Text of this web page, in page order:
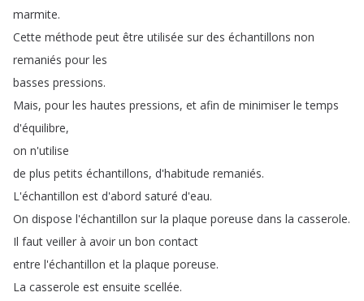
marmite.
Cette méthode peut être utilisée sur des échantillons non
remaniés pour les
basses pressions.
Mais, pour les hautes pressions, et afin de minimiser le temps
d'équilibre,
on n'utilise
de plus petits échantillons, d'habitude remaniés.
L'échantillon est d'abord saturé d'eau.
On dispose l'échantillon sur la plaque poreuse dans la casserole.
Il faut veiller à avoir un bon contact
entre l'échantillon et la plaque poreuse.
La casserole est ensuite scellée.